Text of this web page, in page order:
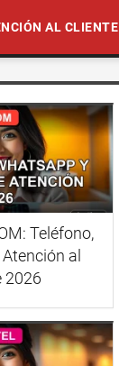
AL CLIENTE
Teléfono,
al
2026